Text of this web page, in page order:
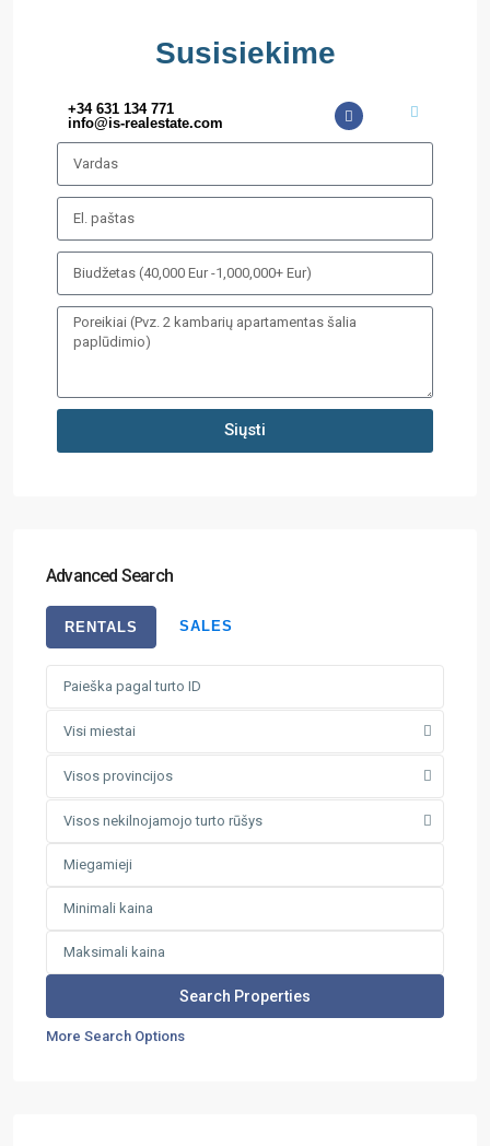
Susisiekime
+34 631 134 771
info@is-realestate.com
Siųsti
Advanced Search
RENTALS SALES
Visi miestai
Visos provincijos
Visos nekilnojamojo turto rūšys
More Search Options